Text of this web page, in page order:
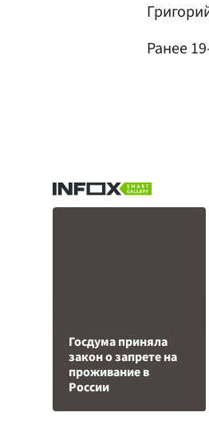
Ранее
Госдума приняла
закон о запрете на
проживание в
России